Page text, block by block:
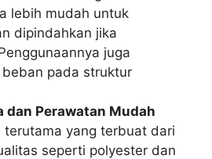
lebih mudah untuk
dipindahkan jika
juga
pada struktur
dan Perawatan Mudah
terutama yang terbuat dari
seperti polyester dan